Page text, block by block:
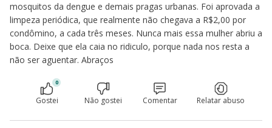
mosquitos da dengue e demais pragas urbanas. Foi aprovada a
limpeza periódica, que realmente não chegava a R$2,00 por
condômino, a cada três meses. Nunca mais essa mulher abriu a
boca. Deixe que ela caia no ridiculo, porque nada nos resta a
não ser aguentar. Abraços
0
Gostei Não gostei Comentar Relatar abuso